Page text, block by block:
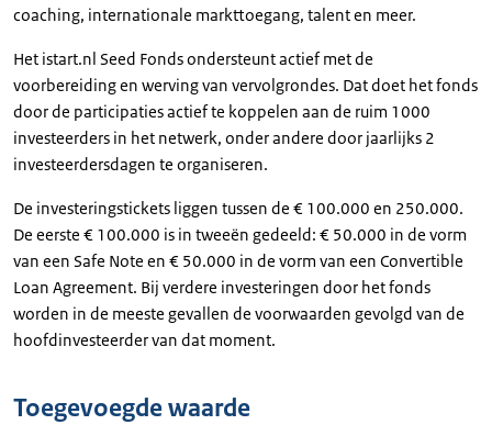
coaching, internationale markttoegang, talent en meer.
Het istart.nl Seed Fonds ondersteunt actief met de
voorbereiding en werving van vervolgrondes. Dat doet het fonds
door de participaties actief te koppelen aan de ruim 1000
investeerders in het netwerk, onder andere door jaarlijks 2
investeerdersdagen te organiseren.
De investeringstickets liggen tussen de € 100.000 en 250.000.
De eerste € 100.000 is in tweeën gedeeld: € 50.000 in de vorm
van een Safe Note en € 50.000 in de vorm van een Convertible
Loan Agreement. Bij verdere investeringen door het fonds
worden in de meeste gevallen de voorwaarden gevolgd van de
hoofdinvesteerder van dat moment.
Toegevoegde waarde